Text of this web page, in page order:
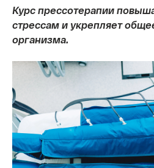
Курс прессотерапии
стрессам и укрепляет
организма.